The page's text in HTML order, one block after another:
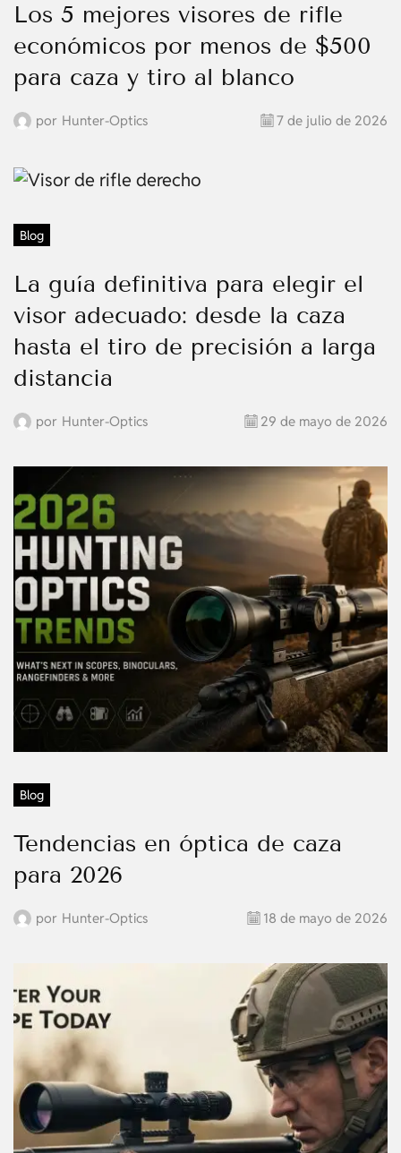
Los 5 mejores visores de rifle
económicos por menos de $500
para caza y tiro al blanco
por Hunter-Optics 7 de julio de 2026
Blog
La guía definitiva para elegir el
visor adecuado: desde la caza
hasta el tiro de precisión a larga
distancia
por Hunter-Optics 29 de mayo de 2026
Blog
Tendencias en óptica de caza
para 2026
por Hunter-Optics 18 de mayo de 2026